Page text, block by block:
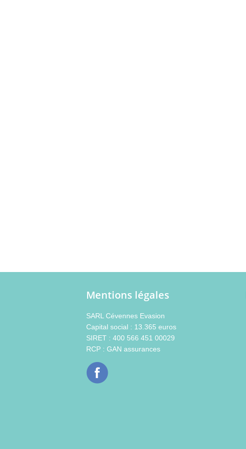
Mentions légales
SARL Cévennes Evasion
Capital social : 13.365 euros
SIRET : 400 566 451 00029
RCP : GAN assurances